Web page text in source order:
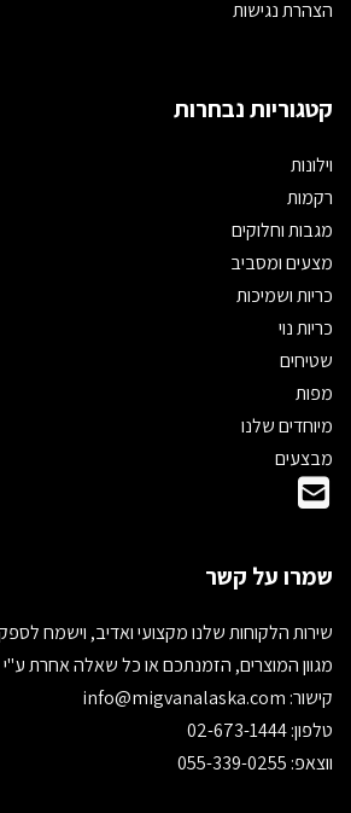
הצהרת נגישות
קטגוריות נבחרות
וילונות
רקמות
מגבות וחלוקים
מצעים ומסביב
כריות ושמיכות
כריות נוי
שטיחים
מפות
מיוחדים שלנו
מבצעים
שמרו על קשר
שירות הלקוחות שלנו מקצועי ואדיב, וישמח
מגוון המוצרים, הזמנתכם או כל שאלה אחרת ע"י
קישור:
טלפון: 02-673-1444
ווצאפ: 055-339-0255